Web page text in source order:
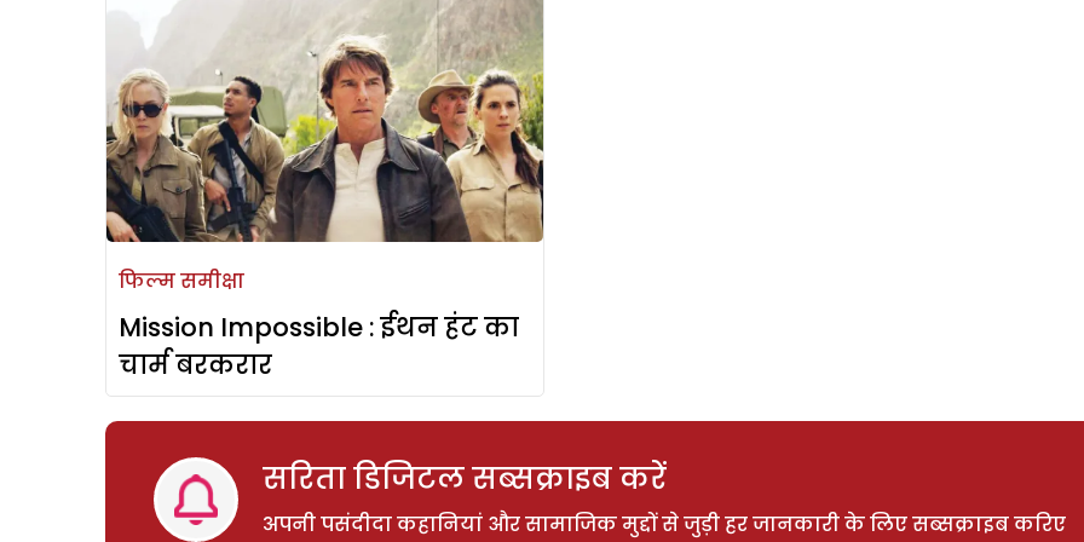
फिल्म समीक्षा
Mission Impossible : ईथन हंट का
चार्म बरकरार
सरिता डिजिटल सब्सक्राइब करें
अपनी पसंदीदा कहानियां और सामाजिक मुद्दों से जुड़ी हर जानकारी के लिए सब्सक्राइब करिए